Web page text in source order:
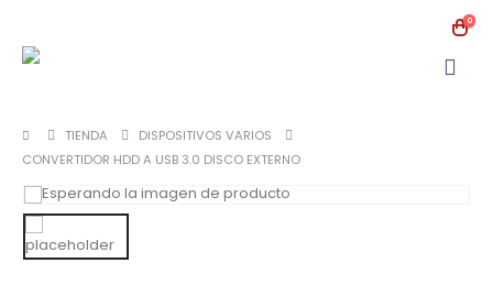
0
TIENDA
DISPOSITIVOS VARIOS
CONVERTIDOR HDD A USB 3.0 DISCO EXTERNO